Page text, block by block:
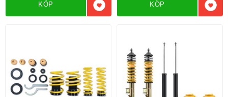
Lägg till i favoriter
KÖP KÖP